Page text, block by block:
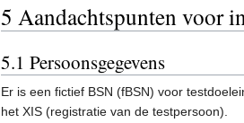
5 Aandachtspunten voor
5.1 Persoonsgegevens
Er is een fictief BSN (fBSN) voor
het XIS (registratie van de testpersoon).